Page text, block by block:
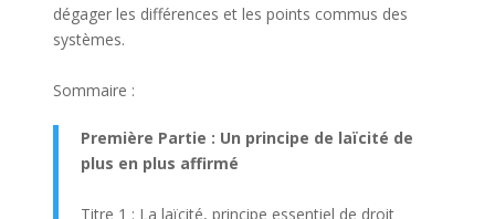
dégager les différences et les points commus des
systèmes.
Sommaire :
Première Partie : Un principe de laïcité de
plus en plus affirmé
Titre 1 : La laïcité, principe essentiel de droit